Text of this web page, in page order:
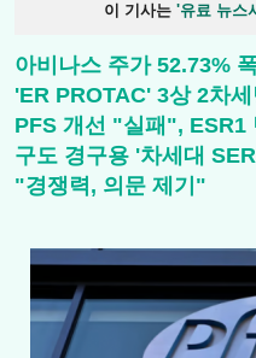
이 기사는 '유료 뉴스
아비나스 주가 52.73%
'ER PROTAC' 3상 2차
PFS 개선 "실패", ESR1
구도 경구용 '차세대
"경쟁력, 의문 제기"